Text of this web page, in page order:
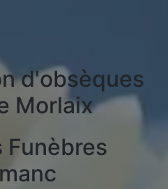
d'obsèques
Morlaix
Funèbres